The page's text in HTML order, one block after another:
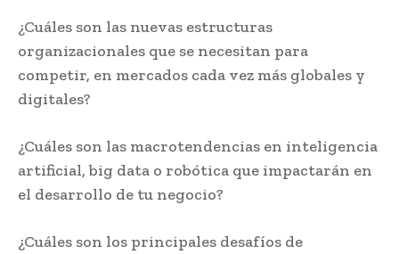
¿Cuáles son las nuevas estructuras
organizacionales que se necesitan para
competir, en mercados cada vez más globales y
digitales?
¿Cuáles son las macrotendencias en inteligencia
artificial, big data o robótica que impactarán en
el desarrollo de tu negocio?
¿Cuáles son los principales desafíos de